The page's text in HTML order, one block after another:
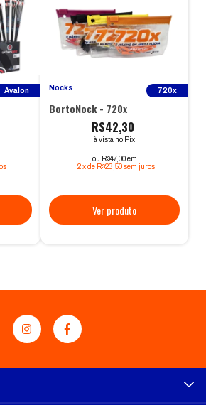
Avalon Nocks 720x
BortoNock - 720x
R$42,30
à vista no Pix
ou R$47,00 em
2 xde R$23,50 sem juros